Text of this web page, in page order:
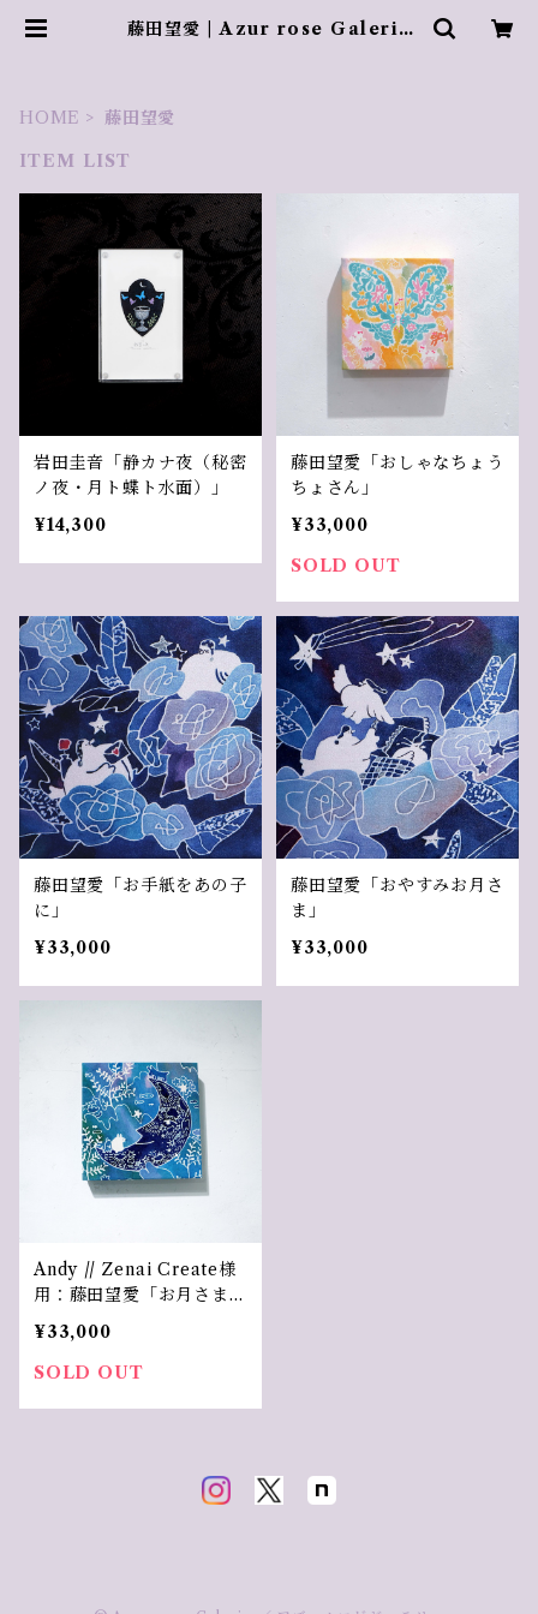
藤田望愛 | Azur rose Galerie
HOME
藤田望愛
ITEM LIST
岩田圭音「静カナ夜（秘密
ノ夜・月ト蝶ト水面）」
¥14,300
藤田望愛「おしゃなちょう
ちょさん」
¥33,000
SOLD OUT
藤田望愛「お手紙をあの子
に」
¥33,000
藤田望愛「おやすみお月さ
ま」
¥33,000
Andy // Zenai Create様
用：藤田望愛「お⽉さまの
シーソー／The Moon's S
eesaw」
¥33,000
SOLD OUT